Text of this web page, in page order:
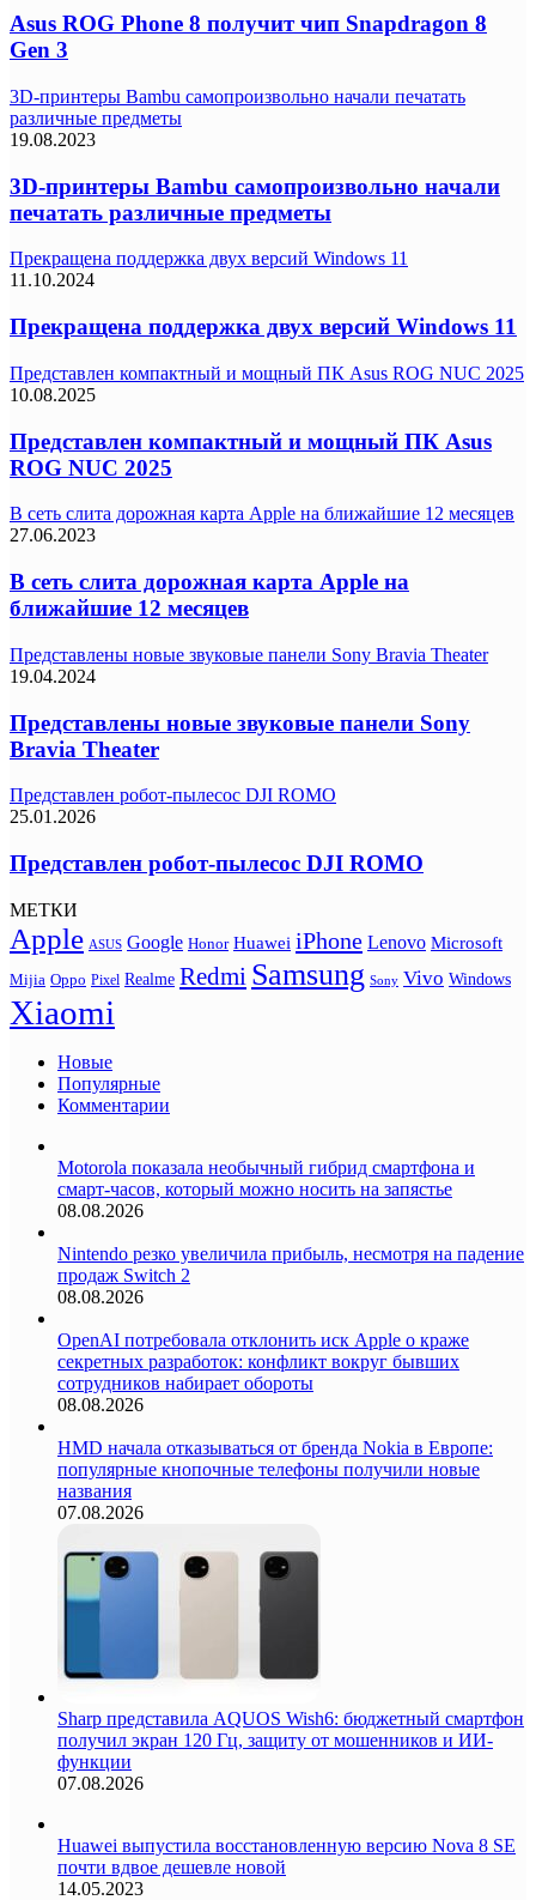
Asus ROG Phone 8 получит чип Snapdragon 8
Gen 3
3D-принтеры Bambu самопроизвольно начали печатать
различные предметы
19.08.2023
3D-принтеры Bambu самопроизвольно начали
печатать различные предметы
Прекращена поддержка двух версий Windows 11
11.10.2024
Прекращена поддержка двух версий Windows 11
Представлен компактный и мощный ПК Asus ROG NUC 2025
10.08.2025
Представлен компактный и мощный ПК Asus
ROG NUC 2025
В сеть слита дорожная карта Apple на ближайшие 12 месяцев
27.06.2023
В сеть слита дорожная карта Apple на
ближайшие 12 месяцев
Представлены новые звуковые панели Sony Bravia Theater
19.04.2024
Представлены новые звуковые панели Sony
Bravia Theater
Представлен робот-пылесос DJI ROMO
25.01.2026
Представлен робот-пылесос DJI ROMO
МЕТКИ
Apple ASUS Google Honor Huawei iPhone Lenovo Microsoft
Mijia Oppo Pixel Realme Redmi Samsung Sony Vivo Windows
Xiaomi
Новые
Популярные
Комментарии
Motorola показала необычный гибрид смартфона и
смарт-часов, который можно носить на запястье
08.08.2026
Nintendo резко увеличила прибыль, несмотря на падение
продаж Switch 2
08.08.2026
OpenAI потребовала отклонить иск Apple о краже
секретных разработок: конфликт вокруг бывших
сотрудников набирает обороты
08.08.2026
HMD начала отказываться от бренда Nokia в Европе:
популярные кнопочные телефоны получили новые
названия
07.08.2026
Sharp представила AQUOS Wish6: бюджетный смартфон
получил экран 120 Гц, защиту от мошенников и ИИ-
функции
07.08.2026
Huawei выпустила восстановленную версию Nova 8 SE
почти вдвое дешевле новой
14.05.2023